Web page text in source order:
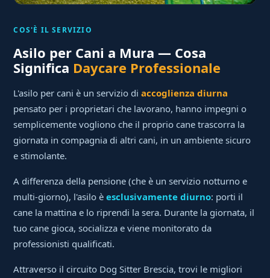
COS'È IL SERVIZIO
Asilo per Cani a Mura — Cosa
Significa Daycare Professionale
L'asilo per cani è un servizio diaccoglienza diurna
pensato per i proprietari che lavorano, hanno impegni o
semplicemente vogliono che il proprio cane trascorra la
giornata in compagnia di altri cani, in un ambiente sicuro
e stimolante.
A differenza della pensione (che è un servizio notturno e
multi-giorno), l'asilo èesclusivamente diurno: porti il
cane la mattina e lo riprendi la sera. Durante la giornata, il
tuo cane gioca, socializza e viene monitorato da
professionisti qualificati.
Attraverso il circuito Dog Sitter Brescia, trovi le migliori